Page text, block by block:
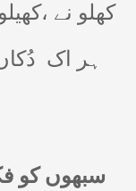
کھلو نے
ہر اک
سبھوں کو